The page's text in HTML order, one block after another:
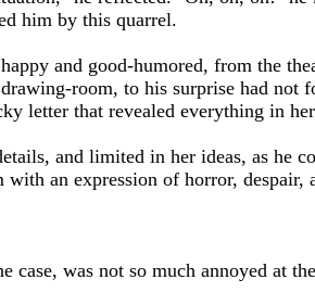
him by this quarrel.
and good-humored, from the
room, to his surprise had not
letter that revealed everything in
and limited in her ideas, as he
an expression of horror, despair,
was not so much annoyed at